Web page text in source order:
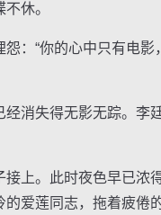
休。
“你的心中只有电影
消失得无影无踪。李
上。此时夜色早已浓
爱莲同志，拖着疲倦